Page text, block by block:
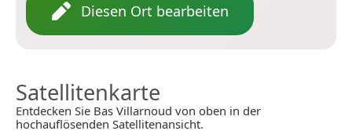
Diesen Ort bearbeiten
Satellitenkarte
Entdecken Sie Bas Villarnoud von oben in der
hochauflösenden Satellitenansicht.